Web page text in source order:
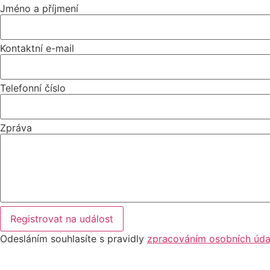
Jméno a příjmení
Kontaktní e-mail
Telefonní číslo
Zpráva
Registrovat na událost
Odesláním souhlasíte s pravidly zpracováním osobních